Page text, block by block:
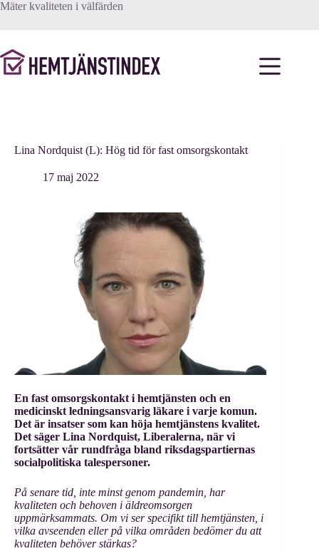
Hoppa
Mäter kvaliteten i välfärden
Lina Nordquist (L): Hög tid för fast omsorgskontakt
17 maj 2022
En fast omsorgskontakt i hemtjänsten och en
medicinskt ledningsansvarig läkare i varje komun.
Det är insatser som kan höja hemtjänstens kvalitet.
Det säger Lina Nordquist, Liberalerna, när vi
fortsätter vår rundfråga bland riksdagspartiernas
socialpolitiska talespersoner.
På senare tid, inte minst genom pandemin, har
kvaliteten och behoven i äldreomsorgen
uppmärksammats. Om vi ser specifikt till hemtjänsten, i
vilka avseenden eller på vilka områden bedömer du att
kvaliteten behöver stärkas?